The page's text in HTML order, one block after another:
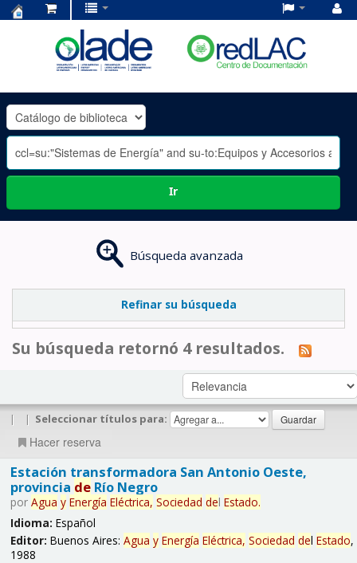
OLADE
-
Ir
Búsqueda avanzada
Refinar su búsqueda
Su búsqueda retornó 4 resultados.
| | Seleccionar títulos para:
Hacer reserva
Estación transformadora San Antonio Oeste,
provincia deRío Negro
por Agua y Energía Eléctrica, Sociedad del Estado.
Idioma: Español
Editor: Buenos Aires: Agua y Energía Eléctrica, Sociedad del Estado,
1988